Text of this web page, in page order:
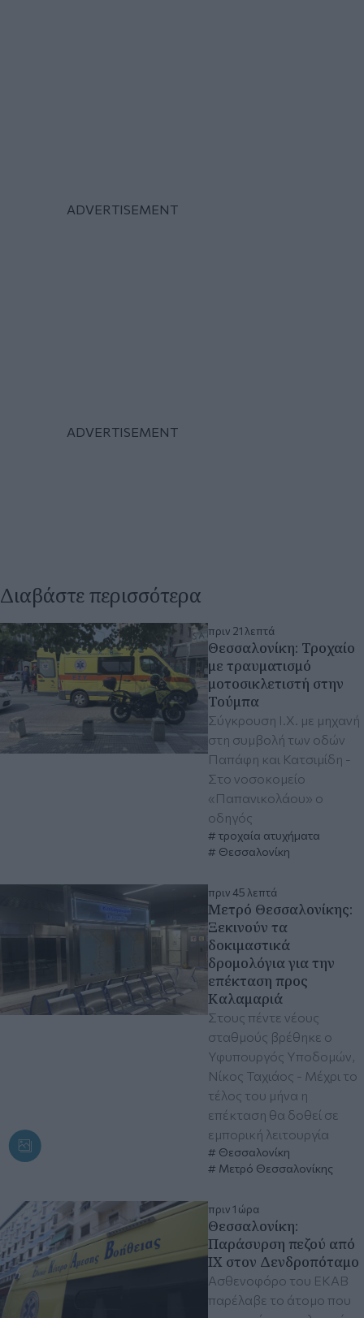
Διαβάστε περισσότερα
πριν 21 λεπτά
Θεσσαλονίκη: Τροχαίο
με τραυματισμό
μοτοσικλετιστή στην
Τούμπα
Σύγκρουση Ι.Χ. με μηχανή
στη συμβολή των οδών
Παπάφη και Κατσιμίδη -
Στο νοσοκομείο
«Παπανικολάου» ο
οδηγός
τροχαία ατυχήματα
Θεσσαλονίκη
πριν 45 λεπτά
Μετρό Θεσσαλονίκης:
Ξεκινούν τα
δοκιμαστικά
δρομολόγια για την
επέκταση προς
Καλαμαριά
Στους πέντε νέους
σταθμούς βρέθηκε ο
Υφυπουργός Υποδομών,
Νίκος Ταχιάος - Μέχρι το
τέλος του μήνα η
επέκταση θα δοθεί σε
εμπορική λειτουργία
Θεσσαλονίκη
Μετρό Θεσσαλονίκης
πριν 1 ώρα
Θεσσαλονίκη:
Παράσυρση πεζού από
ΙΧ στον Δενδροπόταμο
Ασθενοφόρο του ΕΚΑΒ
παρέλαβε το άτομο που